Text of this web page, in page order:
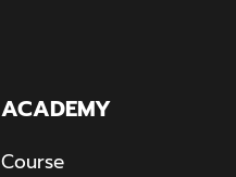
ACADEMY
Course